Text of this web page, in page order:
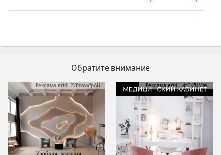
Обратите внимание
Реклама erid: 2VfnxwvfpAU Реклама erid: LdtCKfUMW